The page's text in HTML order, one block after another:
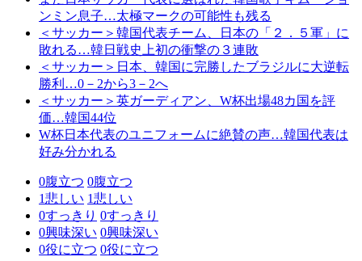
ンミン息子…太極マークの可能性も残る
＜サッカー＞韓国代表チーム、日本の「２．５軍」に
敗れる…韓日戦史上初の衝撃の３連敗
＜サッカー＞日本、韓国に完勝したブラジルに大逆転
勝利…0－2から3－2へ
＜サッカー＞英ガーディアン、W杯出場48カ国を評
価…韓国44位
W杯日本代表のユニフォームに絶賛の声…韓国代表は
好み分かれる
0腹立つ 0腹立つ
1悲しい 1悲しい
0すっきり 0すっきり
0興味深い 0興味深い
0役に立つ 0役に立つ